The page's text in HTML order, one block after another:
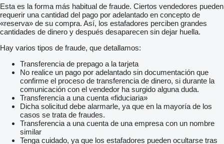
Esta es la forma más habitual de fraude. Ciertos vendedores pueden
requerir una cantidad del pago por adelantado en concepto de
«reserva» de su compra. Así, los estafadores perciben grandes
cantidades de dinero y después desaparecen sin dejar huella.
Hay varios tipos de fraude, que detallamos:
Transferencia de prepago a la tarjeta
No realice un pago por adelantado sin documentación que
confirme el proceso de transferencia de dinero, si durante la
comunicación con el vendedor ha surgido alguna duda.
Transferencia a una cuenta «fiduciaria»
Dicha solicitud debe alarmarle, ya que en la mayoría de los
casos se trata de fraudes.
Transferencia a una cuenta de una empresa con un nombre
similar
Tenga cuidado, ya que los estafadores pueden ocultarse tras